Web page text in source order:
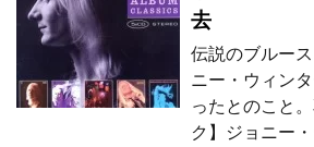
去
伝説のブルー
ニー・ウィン
ったとのこと
ク】ジョニー